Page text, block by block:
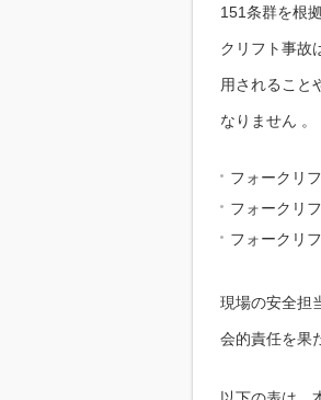
151条群を根
クリフト事故
用されること
なりません 。
フォークリ
フォークリ
フォークリ
現場の安全担
会的責任を果